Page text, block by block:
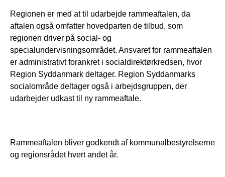
Regionen er med at til udarbejde rammeaftalen, da
aftalen også omfatter hovedparten de tilbud, som
regionen driver på social- og
specialundervisningsområdet. Ansvaret for rammeaftalen
er administrativt forankret i socialdirektørkredsen, hvor
Region Syddanmark deltager. Region Syddanmarks
socialområde deltager også i arbejdsgruppen, der
udarbejder udkast til ny rammeaftale.
Rammeaftalen bliver godkendt af kommunalbestyrelserne
og regionsrådet hvert andet år.